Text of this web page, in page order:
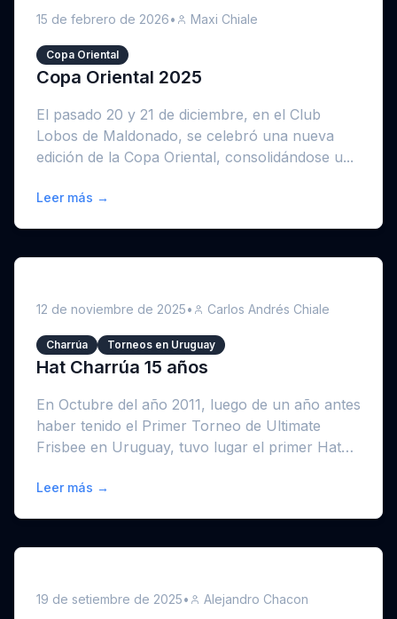
15 de febrero de 2026• Maxi Chiale
Copa Oriental
Copa Oriental 2025
El pasado 20 y 21 de diciembre, en el Club
Lobos de Maldonado, se celebró una nueva
edición de la Copa Oriental, consolidándose u...
Leer más →
12 de noviembre de 2025• Carlos Andrés Chiale
Charrúa Torneos en Uruguay
Hat Charrúa 15 años
En Octubre del año 2011, luego de un año antes
haber tenido el Primer Torneo de Ultimate
Frisbee en Uruguay, tuvo lugar el primer Hat
Leer más →
19 de setiembre de 2025• Alejandro Chacon